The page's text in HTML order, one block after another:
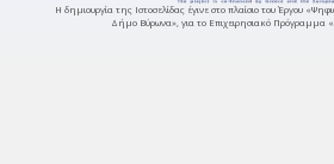
Η δημιουργία της Ιστοσελίδας έγινε στο πλαίσιο του Έργου
Δήμο Βύρωνα», για το Επιχειρησιακό Πρόγραμμα